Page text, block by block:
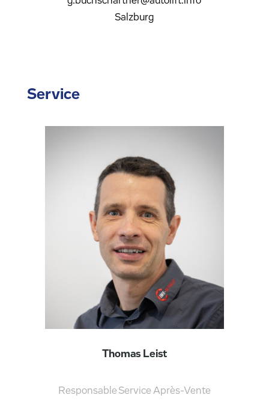
Salzburg
Service
Thomas Leist
Responsable Service Après-Vente